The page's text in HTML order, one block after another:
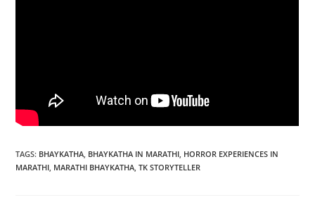
TAGS: BHAYKATHA BHAYKATHA IN MARATHI HORROR EXPERIENCES IN
MARATHI MARATHI BHAYKATHA TK STORYTELLER